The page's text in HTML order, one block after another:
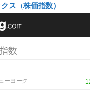
ス（株価指数）